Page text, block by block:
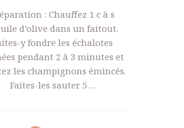
: Chauffez 1 c à s
d’olive dans un faitout.
y fondre les échalotes
pendant 2 à 3 minutes et
les champignons émincés.
Faites-les sauter 5…